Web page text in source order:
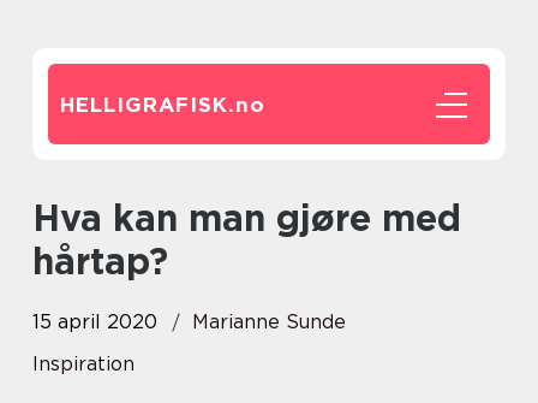
HELLIGRAFISK.no
Hva kan man gjøre med
hårtap?
15 april 2020
Marianne Sunde
Inspiration